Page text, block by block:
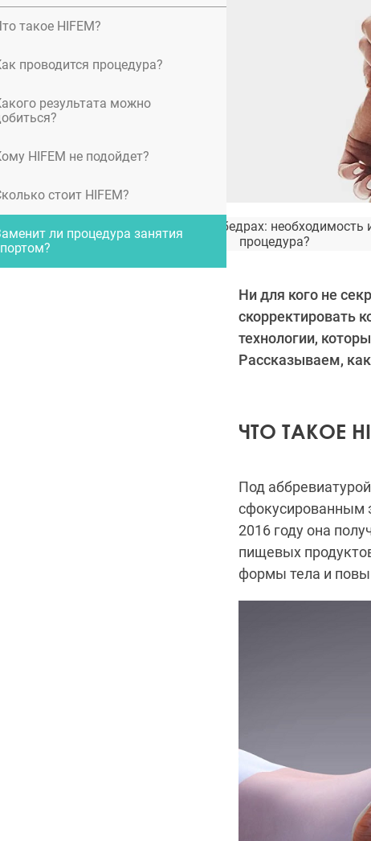
такое HIFEM?
проводится процедура?
результата можно
HIFEM не подойдет?
стоит HIFEM?
ли процедура занятия
Заполнение впадин на бедрах: необходимость
процедура?
Ни для кого не
скорректировать
технологии,
Рассказываем,
ЧТО ТАКОЕ
Под
сфокусированным
2016 году она
пищевых
формы тела и